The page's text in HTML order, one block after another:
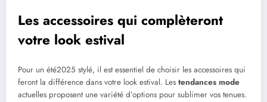
Les accessoires qui complèteront
votre look estival
Pour un été2025 stylé, il est essentiel de choisir les accessoires qui
feront la différence dans votre look estival. Les tendances mode
actuelles proposent une variété d’options pour sublimer vos tenues.